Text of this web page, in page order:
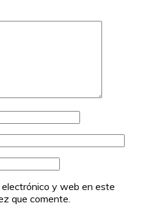
electrónico y web en este
que comente.